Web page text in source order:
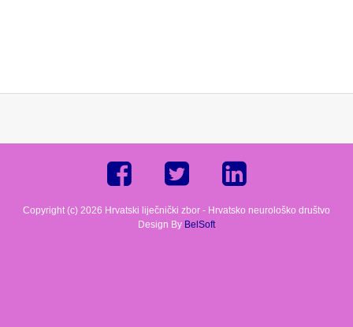
Copyright (c) 2026 Hrvatski liječnički zbor - Hrvatsko neurološko društvo
Design By BelSoft